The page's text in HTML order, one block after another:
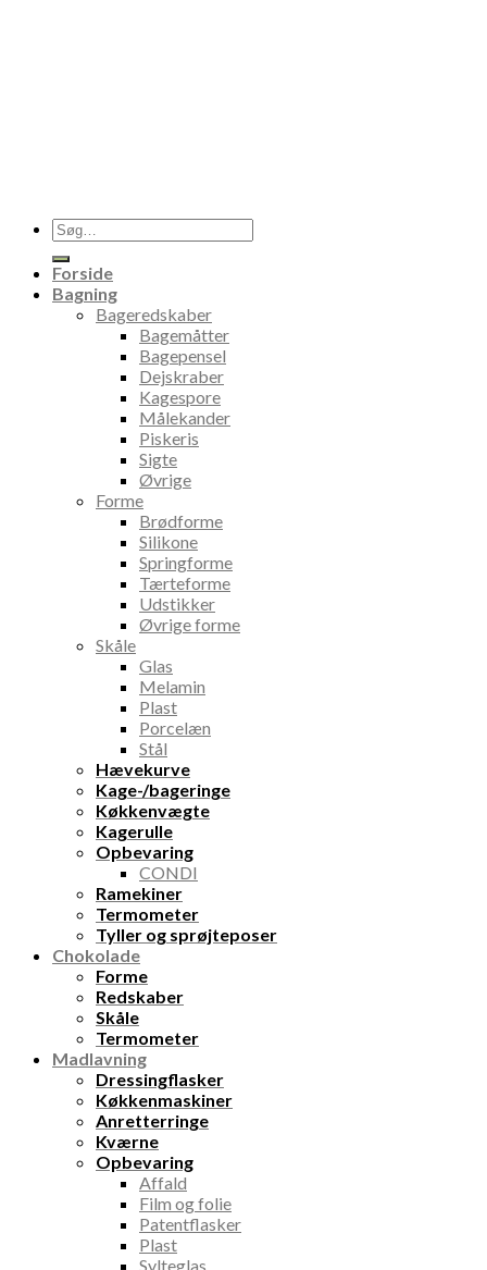
Søg
efter:
Forside
Bagning
Bageredskaber
Bagemåtter
Bagepensel
Dejskraber
Kagespore
Målekander
Piskeris
Sigte
Øvrige
Forme
Brødforme
Silikone
Springforme
Tærteforme
Udstikker
Øvrige forme
Skåle
Glas
Melamin
Plast
Porcelæn
Stål
Hævekurve
Kage-/bageringe
Køkkenvægte
Kagerulle
Opbevaring
CONDI
Ramekiner
Termometer
Tyller og sprøjteposer
Chokolade
Forme
Redskaber
Skåle
Termometer
Madlavning
Dressingflasker
Køkkenmaskiner
Anretterringe
Kværne
Opbevaring
Affald
Film og folie
Patentflasker
Plast
Sylteglas